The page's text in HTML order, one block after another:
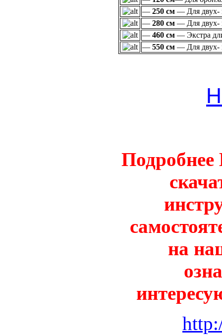
— 250 см — Для двух-
— 280 см — Для двух-
— 460 см — Экстра
— 550 см — Для двух-
Подробнее
на